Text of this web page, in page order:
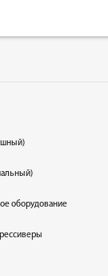
оборудование